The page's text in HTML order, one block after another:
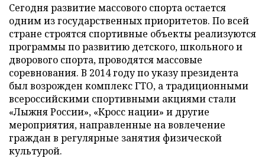
Сегодня развитие массового спорта остается
одним из государственных приоритетов. По всей
стране строятся спортивные объекты реализуются
программы по развитию детского, школьного и
дворового спорта, проводятся массовые
соревнования. В 2014 году по указу президента
был возрожден комплекс ГТО, а традиционными
всероссийскими спортивными акциями стали
«Лыжня России», «Кросс нации» и другие
мероприятия, направленные на вовлечение
граждан в регулярные занятия физической
культурой.